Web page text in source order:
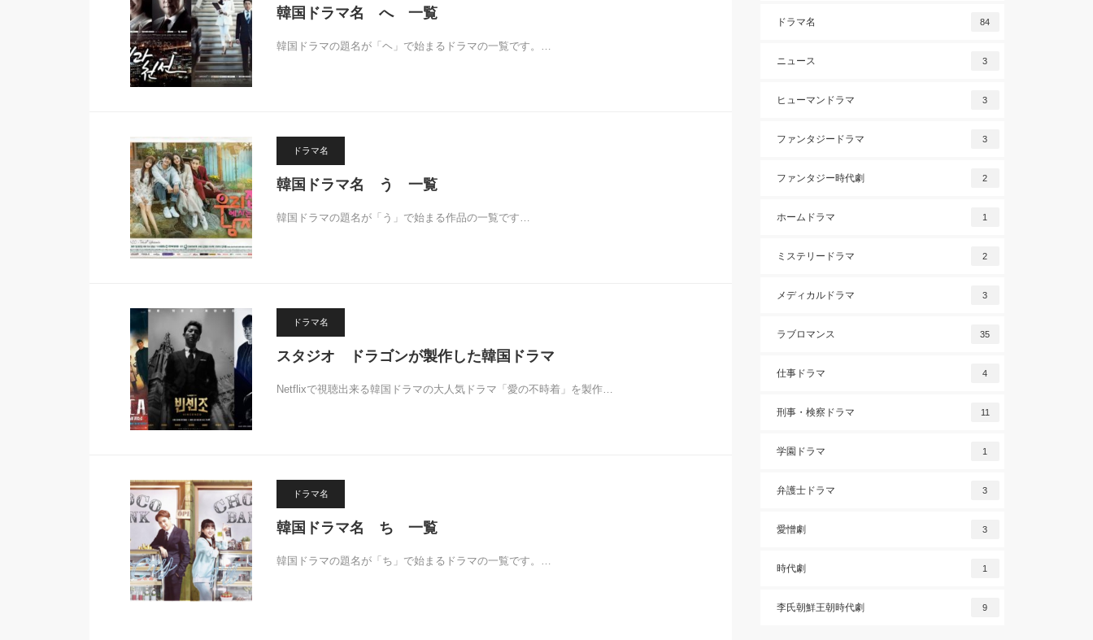
韓国ドラマ名 へ 一覧
韓国ドラマの題名が「ヘ」で始まるドラマの一覧です。…
ドラマ名
韓国ドラマ名 う 一覧
韓国ドラマの題名が「う」で始まる作品の一覧です…
ドラマ名
スタジオ ドラゴンが製作した韓国ドラマ
Netflixで視聴出来る韓国ドラマの大人気ドラマ「愛の不時着」を製作…
ドラマ名
韓国ドラマ名 ち 一覧
韓国ドラマの題名が「ち」で始まるドラマの一覧です。…
ドラマ名 84
ニュース 3
ヒューマンドラマ 3
ファンタジードラマ 3
ファンタジー時代劇 2
ホームドラマ 1
ミステリードラマ 2
メディカルドラマ 3
ラブロマンス 35
仕事ドラマ 4
刑事・検察ドラマ 11
学園ドラマ 1
弁護士ドラマ 3
愛憎劇 3
時代劇 1
李氏朝鮮王朝時代劇 9